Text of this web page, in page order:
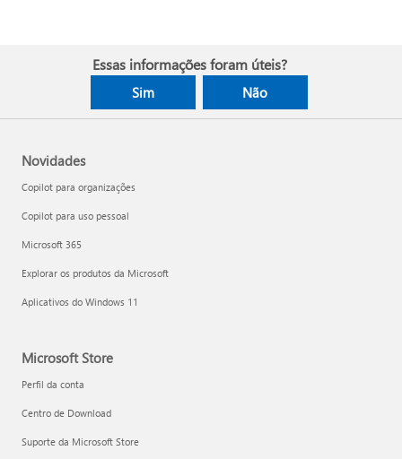
Essas informações foram úteis?
Sim Não
Novidades
Copilot para organizações
Copilot para uso pessoal
Microsoft 365
Explorar os produtos da Microsoft
Aplicativos do Windows 11
Microsoft Store
Perfil da conta
Centro de Download
Suporte da Microsoft Store